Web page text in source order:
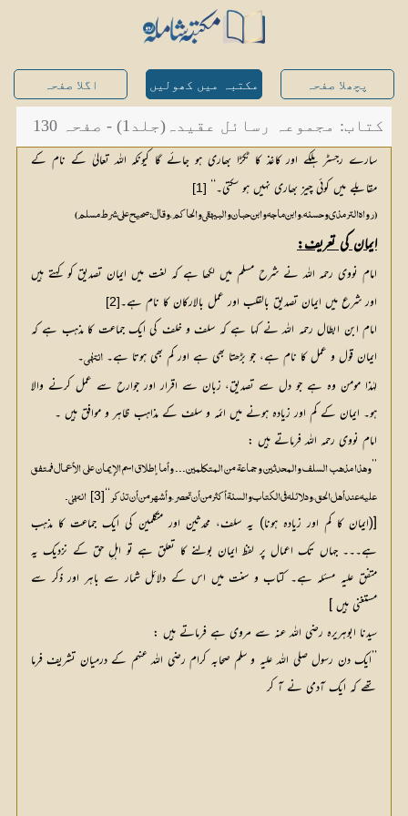
پچھلا صفحہ مکتبہ میں کھولیں اگلا صفحہ
کتاب: مجموعہ رسائل عقیدہ(جلد1) - صفحہ 130
سارے رجسٹر ہلکے اور کاغذ کا ٹکڑا بھاری ہو جائے گا کیونکہ اللہ تعالیٰ کے نام کے
مقابلے میں کوئی چیز بھاری نہیں ہو سکتی۔‘‘
[1]
(رواہ الترمذي و حسنہ، و ابن ماجہ و ابن حبان و البیھقي والحاکم، و قال: صحیح علی شرط مسلم)
ایمان کی تعریف:
امام نووی رحمہ اللہ نے شرح مسلم میں لکھا ہے کہ لغت میں ایمان تصدیق کو کہتے ہیں
اور شرع میں ایمان تصدیق بالقلب اور عمل بالارکان کا نام ہے۔[2]
امام ابن ابطال رحمہ اللہ نے کہا ہے کہ سلف و خلف کی ایک جماعت کا مذہب ہے کہ
ایمان قول و عمل کا نام ہے، جو بڑھتا بھی ہے اور کم بھی ہوتا ہے۔ انتھٰی۔
لہٰذا مومن وہ ہے جو دل سے تصدیق، زبان سے اقرار اور جوارح سے عمل کرنے والا
ہو۔ ایمان کے کم اور زیادہ ہونے میں ائمہ و سلف کے مذاہب ظاہر و موافق ہیں ۔
امام نووی رحمہ اللہ فرماتے ہیں :
علیہ عند أہل الحق، و دلائلہ في الکتاب و السنۃ أکثر من أن تحصر، و أشھر من أن تذکر [3] انتھیٰ۔
[(ایمان کا کم اور زیادہ ہونا) یہ سلف، محدثین اور متکلمین کی ایک جماعت کا مذہب
ہے۔۔۔ جہاں تک اعمال پر لفظ ایمان بولنے کا تعلق ہے تو اہلِ حق کے نزدیک یہ
متفق علیہ مسئلہ ہے۔ کتاب و سنت میں اس کے دلائل شمار سے باہر اور ذکر سے
مستغنی ہیں ]
سیدنا ابوہریرہ رضی اللہ عنہ سے مروی ہے فرماتے ہیں :
’’ایک دن رسول صلی اللہ علیہ و سلم صحابہ کرام رضی اللہ عنہم کے درمیان تشریف فرما
تھے کہ ایک آدمی نے آ کر